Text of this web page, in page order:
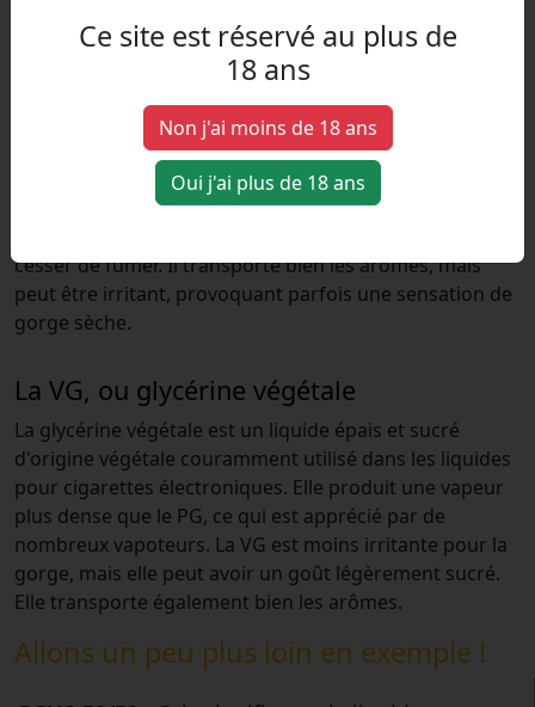
Le PG, ou propylène glycol
couramment utilisé comme base dans les liquides pour
cigarettes électroniques. Le PG est connu pour
produire un coup de gorge (appelé aussi hit) similaire à
celui de la fumée de cigarette traditionnelle, ce qui le
cesser de fumer. Il transporte bien les arômes, mais
peut être irritant, provoquant parfois une sensation de
gorge sèche.
La VG, ou glycérine végétale
La glycérine végétale est un liquide épais et sucré
d'origine végétale couramment utilisé dans les liquides
pour cigarettes électroniques. Elle produit une vapeur
plus dense que le PG, ce qui est apprécié par de
nombreux vapoteurs. La VG est moins irritante pour la
gorge, mais elle peut avoir un goût légèrement sucré.
Elle transporte également bien les arômes.
Allons un peu plus loin en exemple !
Ce site est réservé au plus de
18 ans
Non j'ai moins de 18 ans
Oui j'ai plus de 18 ans